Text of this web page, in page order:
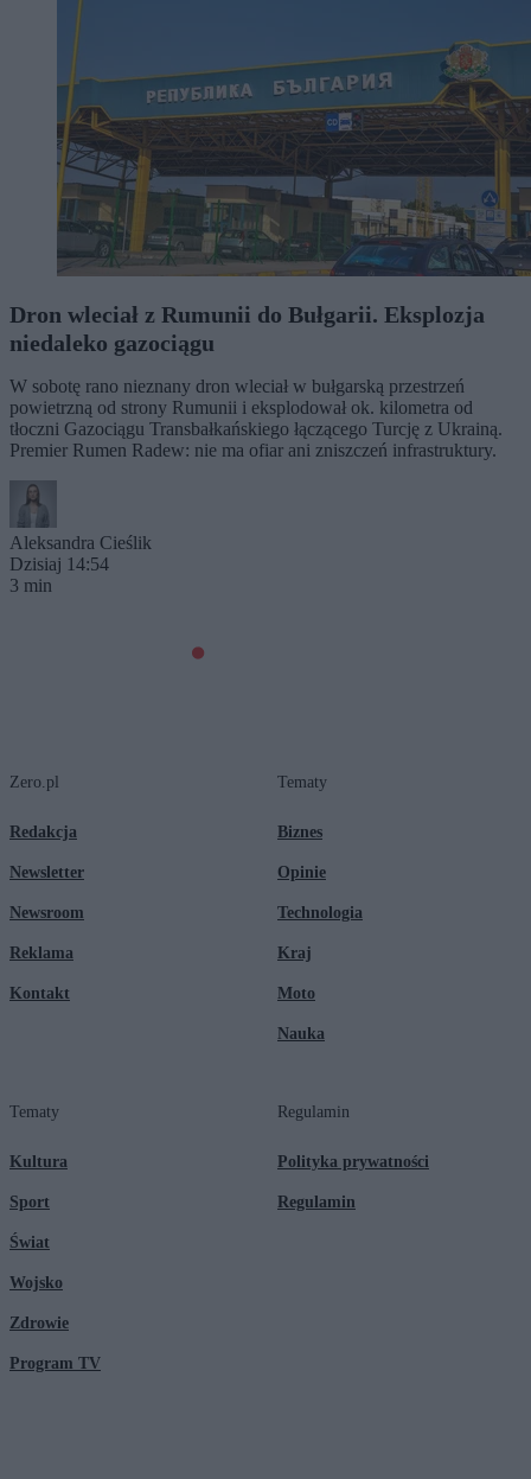
Dron wleciał z Rumunii do Bułgarii. Eksplozja
niedaleko gazociągu
W sobotę rano nieznany dron wleciał w bułgarską przestrzeń
powietrzną od strony Rumunii i eksplodował ok. kilometra od
tłoczni Gazociągu Transbałkańskiego łączącego Turcję z Ukrainą.
Premier Rumen Radew: nie ma ofiar ani zniszczeń infrastruktury.
Aleksandra Cieślik
Dzisiaj 14:54
3 min
Zero.pl
Redakcja
Newsletter
Newsroom
Reklama
Kontakt
Tematy
Biznes
Opinie
Technologia
Kraj
Moto
Nauka
Tematy
Kultura
Sport
Świat
Wojsko
Zdrowie
Program TV
Regulamin
Polityka prywatności
Regulamin